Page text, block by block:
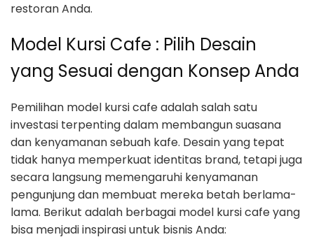
restoran Anda.
Model Kursi Cafe : Pilih Desain
yang Sesuai dengan Konsep Anda
Pemilihan model kursi cafe adalah salah satu
investasi terpenting dalam membangun suasana
dan kenyamanan sebuah kafe. Desain yang tepat
tidak hanya memperkuat identitas brand, tetapi juga
secara langsung memengaruhi kenyamanan
pengunjung dan membuat mereka betah berlama-
lama. Berikut adalah berbagai model kursi cafe yang
bisa menjadi inspirasi untuk bisnis Anda: